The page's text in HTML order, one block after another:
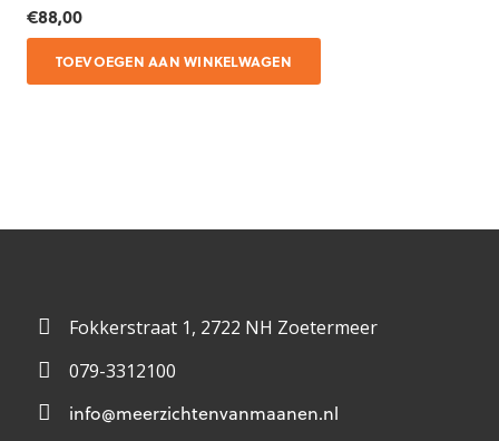
€88,00
TOEVOEGEN AAN WINKELWAGEN
Fokkerstraat 1, 2722 NH Zoetermeer
079-3312100
info@meerzichtenvanmaanen.nl